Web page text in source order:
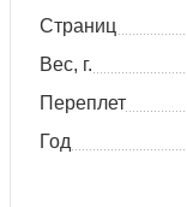
Страниц
Вес, г.
Переплет
Год